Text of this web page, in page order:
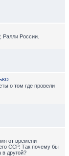
Ралли России.
о том где провели
от времени
ССР. Так почему бы
в другой?